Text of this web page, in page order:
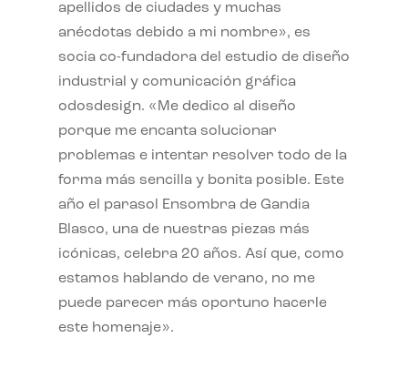
apellidos de ciudades y muchas
anécdotas debido a mi nombre», es
socia co-fundadora del estudio de diseño
industrial y comunicación gráfica
odosdesign. «Me dedico al diseño
porque me encanta solucionar
problemas e intentar resolver todo de la
forma más sencilla y bonita posible. Este
año el parasol Ensombra de Gandia
Blasco, una de nuestras piezas más
icónicas, celebra 20 años. Así que, como
estamos hablando de verano, no me
puede parecer más oportuno hacerle
este homenaje».